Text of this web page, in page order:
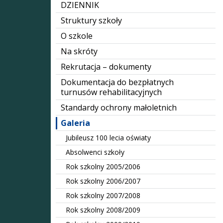
DZIENNIK
Struktury szkoły
O szkole
Na skróty
Rekrutacja – dokumenty
Dokumentacja do bezpłatnych
turnusów rehabilitacyjnych
Standardy ochrony małoletnich
Galeria
Jubileusz 100 lecia oświaty
Absolwenci szkoły
Rok szkolny 2005/2006
Rok szkolny 2006/2007
Rok szkolny 2007/2008
Rok szkolny 2008/2009